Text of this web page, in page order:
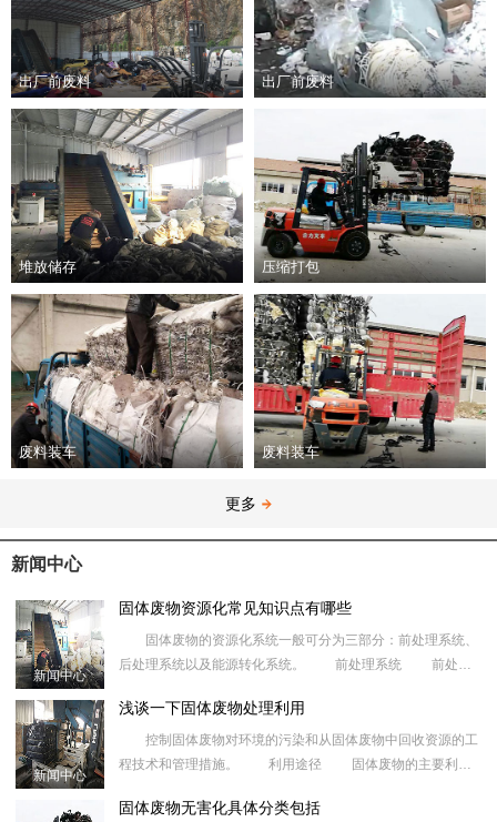
出厂前废料 出厂前废料
堆放储存 压缩打包
废料装车 废料装车
更多
新闻中心
新闻中心
固体废物资源化常见知识点有哪些
固体废物的资源化系统一般可分为三部分：前处理系统、
后处理系统以及能源转化系统。 前处理系统 前处理
二次物质，如纸
新闻中心
浅谈一下固体废物处理利用
控制固体废物对环境的污染和从固体废物中回收资源的工
程技术和管理措施。 利用途径 固体废物的主要利用
料，冶金、化工
固体废物无害化具体分类包括